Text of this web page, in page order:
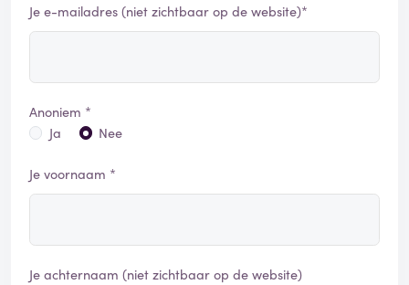
Je e-mailadres (niet zichtbaar op de website)*
Anoniem *
Ja
Nee
Je voornaam *
Je achternaam (niet zichtbaar op de website)